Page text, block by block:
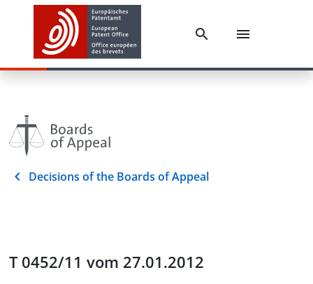
Decisions of the Boards of Appeal
T 0452/11 vom 27.01.2012